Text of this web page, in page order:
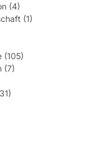
(4)
(1)
(105)
(7)